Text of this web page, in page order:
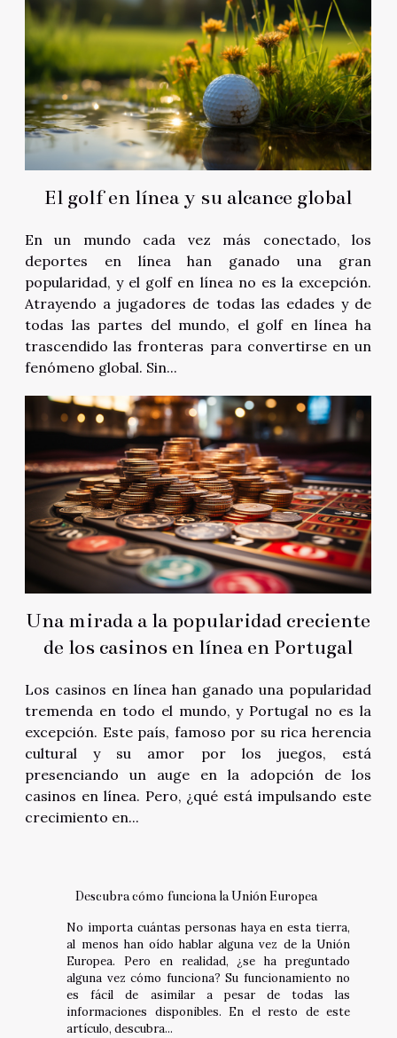
El golf en línea y su alcance global
En un mundo cada vez más conectado, los
deportes en línea han ganado una gran
popularidad, y el golf en línea no es la excepción.
Atrayendo a jugadores de todas las edades y de
todas las partes del mundo, el golf en línea ha
trascendido las fronteras para convertirse en un
fenómeno global. Sin...
Una mirada a la popularidad creciente
de los casinos en línea en Portugal
Los casinos en línea han ganado una popularidad
tremenda en todo el mundo, y Portugal no es la
excepción. Este país, famoso por su rica herencia
cultural y su amor por los juegos, está
presenciando un auge en la adopción de los
casinos en línea. Pero, ¿qué está impulsando este
crecimiento en...
Descubra cómo funciona la Unión Europea
No importa cuántas personas haya en esta tierra,
al menos han oído hablar alguna vez de la Unión
Europea. Pero en realidad, ¿se ha preguntado
alguna vez cómo funciona? Su funcionamiento no
es fácil de asimilar a pesar de todas las
informaciones disponibles. En el resto de este
artículo, descubra...